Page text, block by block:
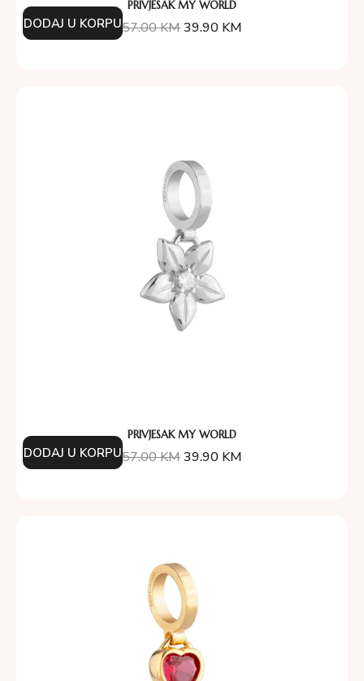
PRIVJESAK MY WORLD
57.00KM39.90 KM
DODAJ U KORPU
PRIVJESAK MY WORLD
57.00KM39.90 KM
DODAJ U KORPU